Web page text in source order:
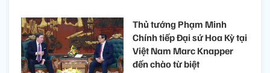
Thủ tướng Phạm Minh
Chính tiếp Đại sứ Hoa Kỳ tại
Việt Nam Marc Knapper
đến chào từ biệt